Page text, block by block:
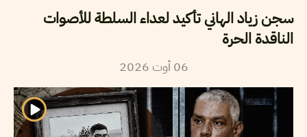
سجن زياد الهاني تأكيد لعداء السلطة للأصوات
الناقدة الحرة
06 أوت2026